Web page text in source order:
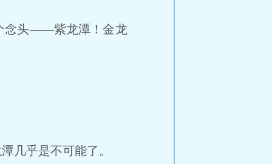
念头——紫龙潭！金龙
几乎是不可能了。